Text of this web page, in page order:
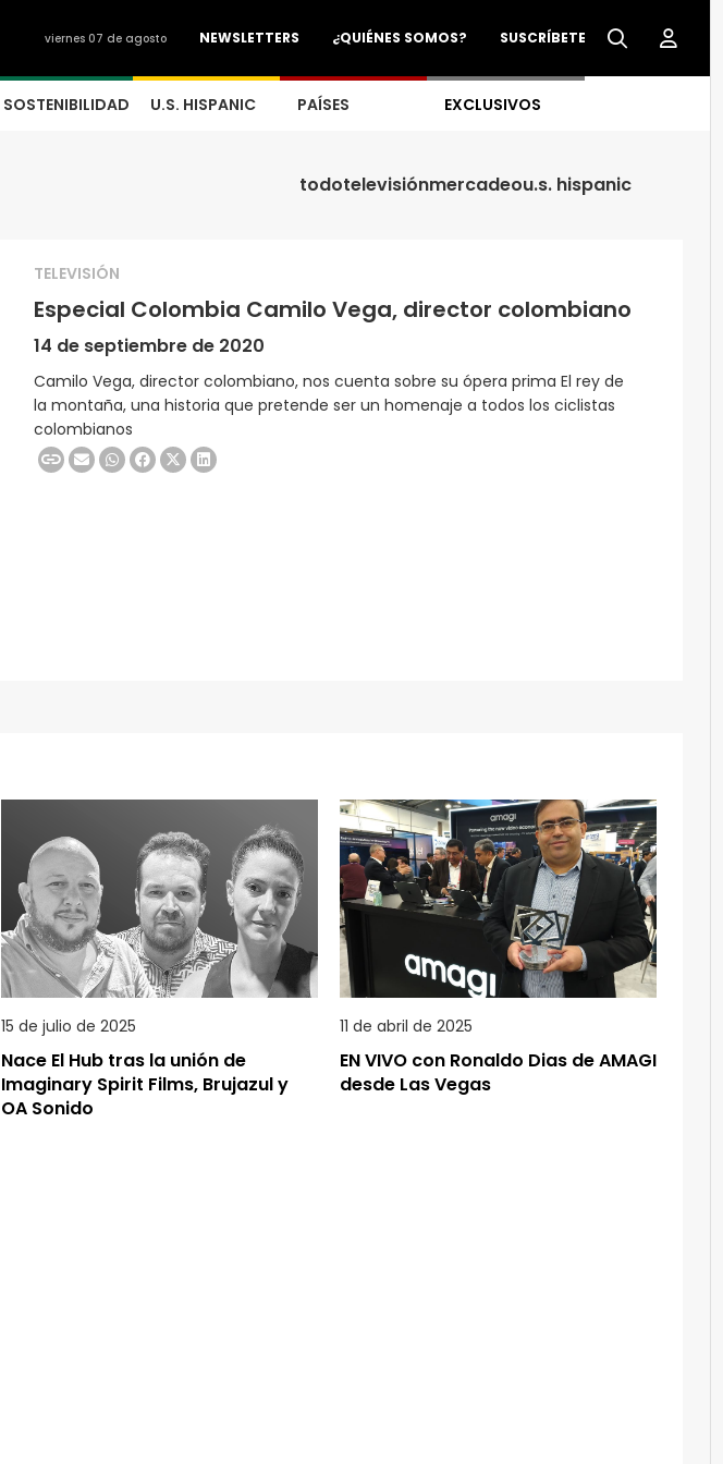
SUSCRÍBETE
¿QUIÉNES SOMOS?
NEWSLETTERS
viernes 07 de agosto
SOSTENIBILIDAD U.S. HISPANIC PAÍSES EXCLUSIVOS
todotelevisiónmercadeou.s. hispanic
TELEVISIÓN
Especial Colombia Camilo Vega, director colombiano
14 de septiembre de 2020
Camilo Vega, director colombiano, nos cuenta sobre su ópera prima El rey de
la montaña, una historia que pretende ser un homenaje a todos los ciclistas
colombianos
15 de julio de 2025
Nace El Hub tras la unión de
Imaginary Spirit Films, Brujazul y
OA Sonido
11 de abril de 2025
EN VIVO con Ronaldo Dias de AMAGI
desde Las Vegas